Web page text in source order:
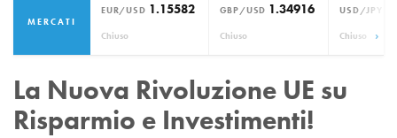
MERCATI
EUR/USD 1.15582
Chiuso
GBP/USD 1.34916
Chiuso
USD/JPY
Chiuso ›
La Nuova Rivoluzione UE su
Risparmio e Investimenti!